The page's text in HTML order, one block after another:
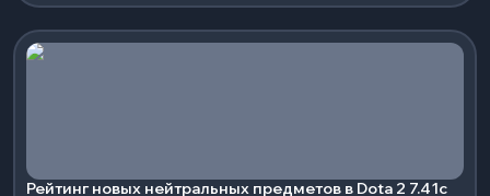
Рейтинг новых нейтральных предметов в Dota 2 7.41c